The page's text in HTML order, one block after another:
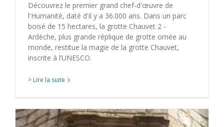
Découvrez le premier grand chef-d'œuvre de
l'Humanité, daté d'il y a 36.000 ans. Dans un parc
boisé de 15 hectares, la grotte Chauvet 2 -
Ardèche, plus grande réplique de grotte ornée au
monde, restitue la magie de la grotte Chauvet,
inscrite à l’UNESCO.
> Lire la suite